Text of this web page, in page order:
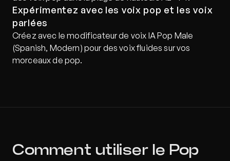
Expérimentez avec les voix pop et les voix
parlées
Créez avec le modificateur de voix IA Pop Male
(Spanish, Modern) pour des voix fluides sur vos
morceaux de pop.
Comment utiliser le Pop